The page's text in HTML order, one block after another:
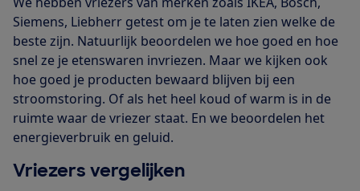
Siemens, Liebherr getest om je te laten zien welke de
beste zijn. Natuurlijk beoordelen we hoe goed en hoe
snel ze je etenswaren invriezen. Maar we kijken ook
hoe goed je producten bewaard blijven bij een
stroomstoring. Of als het heel koud of warm is in de
ruimte waar de vriezer staat. En we beoordelen het
energieverbruik en geluid.
Vriezers vergelijken